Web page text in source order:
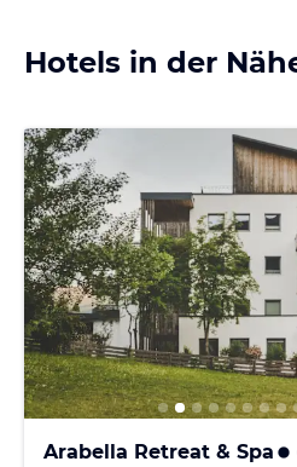
Hotels in der
Arabella Retreat & Spa